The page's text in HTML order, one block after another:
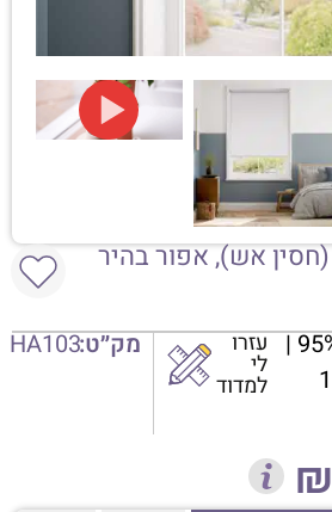
(חסין אש), אפור בהיר
:
עזרו
לי
למדוד
מק״ט:HA103
₪